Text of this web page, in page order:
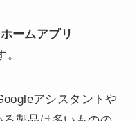
ームアプリ
。
アシスタントや